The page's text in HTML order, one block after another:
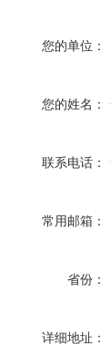
您的单位：
您的姓名：
联系电话：
常用邮箱：
省份：
详细地址：